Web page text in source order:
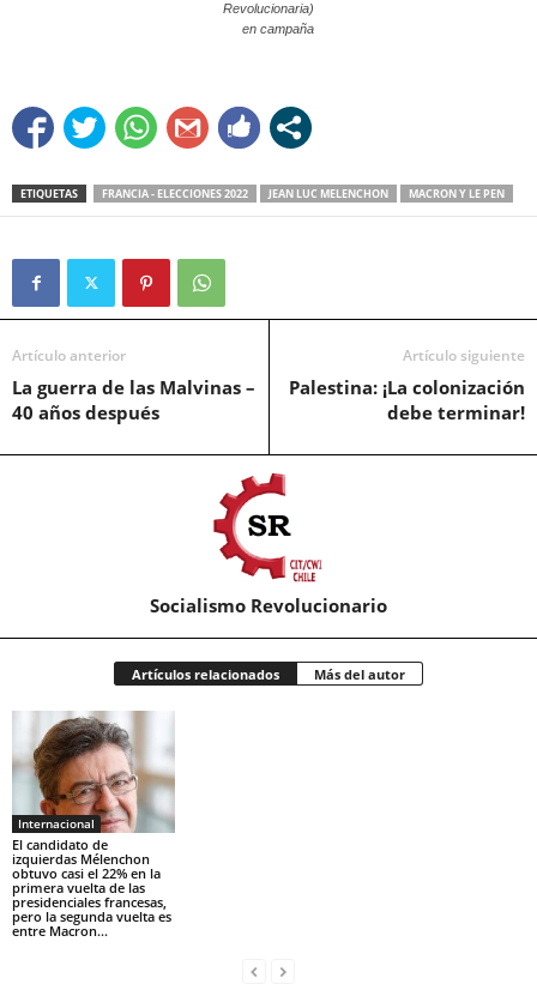
Revolucionaria)
en campaña
ETIQUETAS FRANCIA - ELECCIONES 2022 JEAN LUC MELENCHON MACRON Y LE PEN
Artículo anterior
La guerra de las Malvinas –
40 años después
Artículo siguiente
Palestina: ¡La colonización
debe terminar!
Socialismo Revolucionario
Artículos relacionados Más del autor
Internacional
El candidato de
izquierdas Mélenchon
obtuvo casi el 22% en la
primera vuelta de las
presidenciales francesas,
pero la segunda vuelta es
entre Macron...